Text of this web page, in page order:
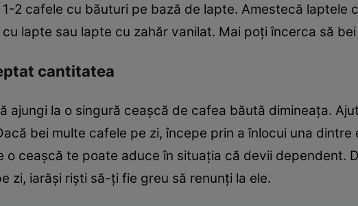
2 cafele cu băuturi pe bază de lapte. Amestecă laptele
lapte sau lapte cu zahăr vanilat. Mai poţi încerca să
cantitatea
ajungi la o singură ceaşcă de cafea băută dimineaţa.
bei multe cafele pe zi, începe prin a înlocui una
o ceaşcă te poate aduce în situaţia că devii dependent.
zi, iarăşi rişti să-ţi fie greu să renunţi la ele.